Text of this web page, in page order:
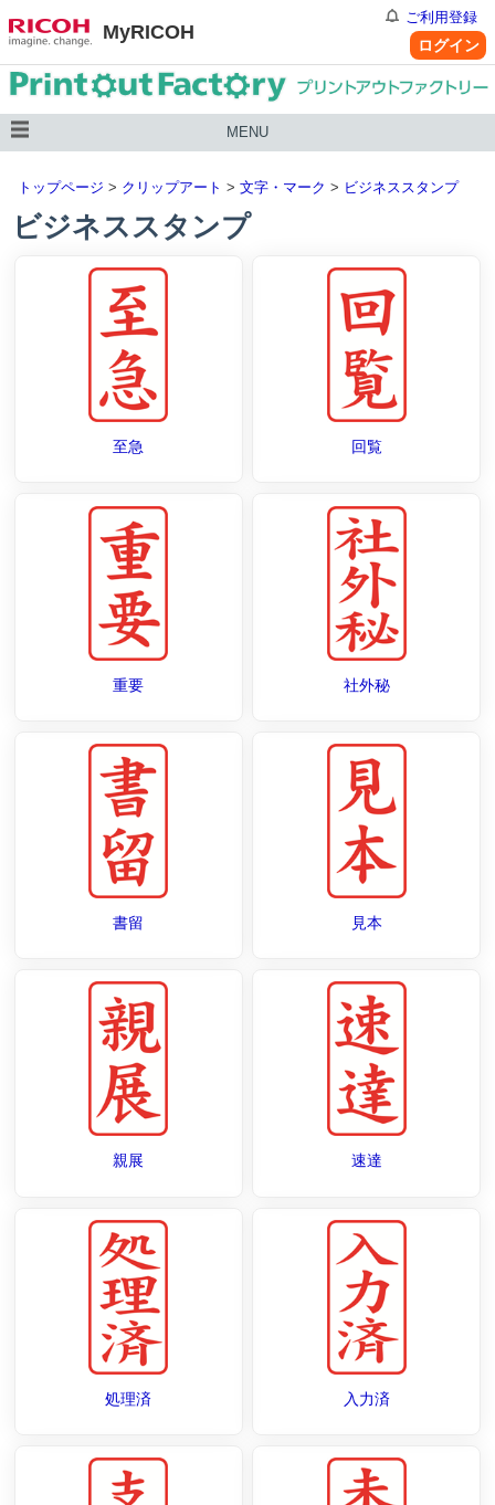
MyRICOH
ご利用登録
ログイン
MENU
トップページ > クリップアート > 文字・マーク > ビジネススタンプ
ビジネススタンプ
至急 回覧
重要 社外秘
書留 見本
親展 速達
処理済 入力済